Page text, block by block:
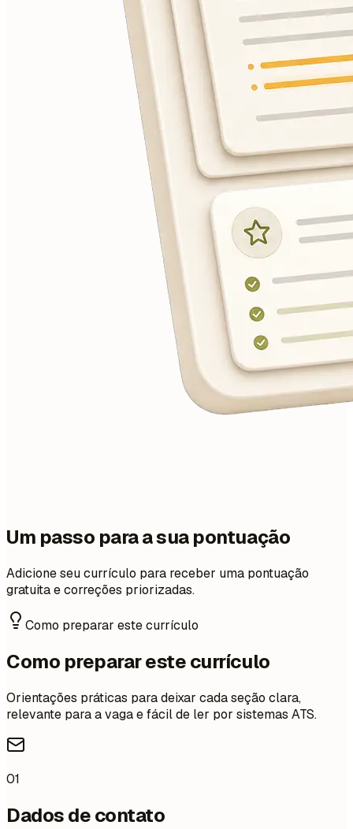
Um passo para a sua pontuação
Adicione seu currículo para receber uma pontuação
gratuita e correções priorizadas.
Como preparar este currículo
Como preparar este currículo
Orientações práticas para deixar cada seção clara,
relevante para a vaga e fácil de ler por sistemas ATS.
01
Dados de contato